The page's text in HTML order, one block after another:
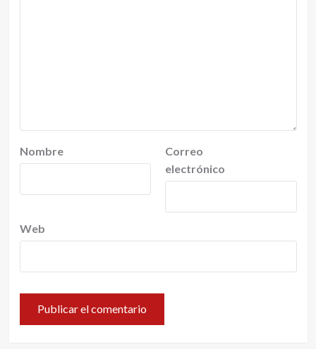
Nombre
Correo
electrónico
Web